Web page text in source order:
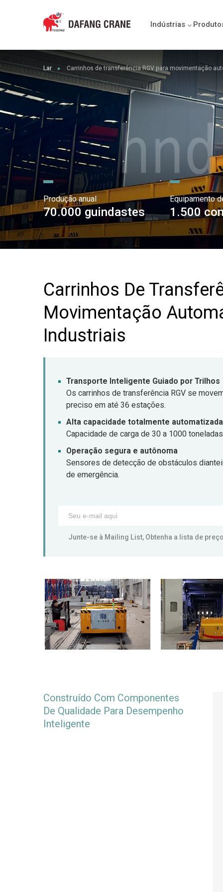
Indústrias
Lar ► Carrinhos de transferência RGV para movimentação
Produção anual
70.000 guindastes
Equipamento
1.500
Carrinhos De
Movimentação
Industriais
Transporte Inteligente Guiado por Trilhos
Os carrinhos de transferência RGV se
preciso em até 36 estações.
Alta capacidade totalmente automatizada
Capacidade de carga de 30 a 1000
Operação segura e autônoma
Sensores de detecção de obstáculos
de emergência.
Junte-se à Mailing List, Obtenha a lista de
Construído Com Componentes
De Qualidade Para Desempenho
Inteligente